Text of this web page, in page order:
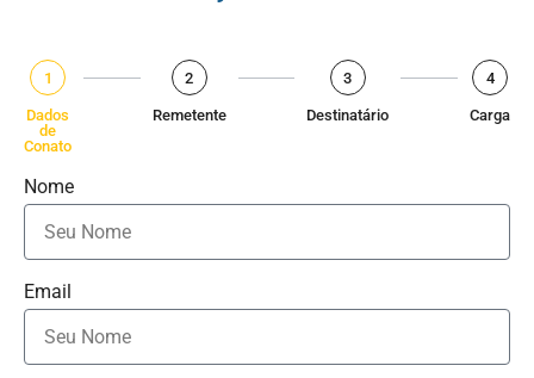
1
Dados
de
Conato
2
Remetente
3
Destinatário
4
Carga
Nome
Email